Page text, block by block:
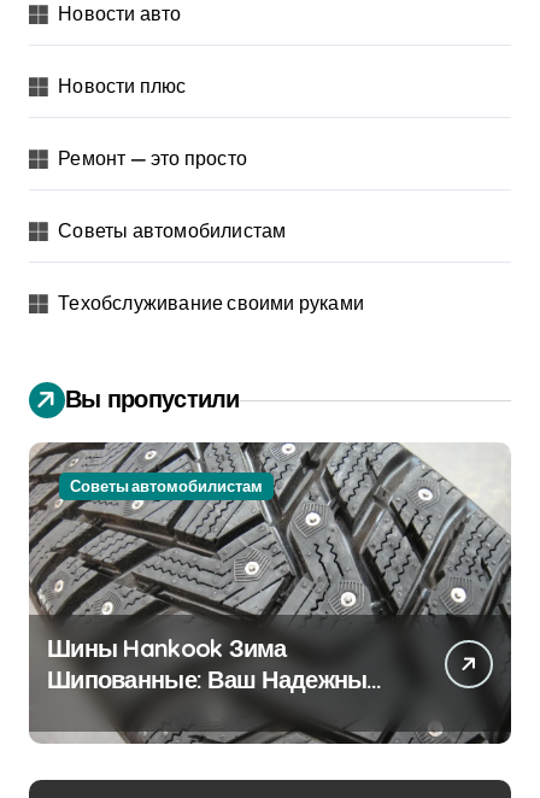
Новости авто
Новости плюс
Ремонт — это просто
Советы автомобилистам
Техобслуживание своими руками
Вы пропустили
Советы автомобилистам
Шины Hankook Зима
Шипованные: Ваш Надежный
Партнёр на Снежных Дорогах